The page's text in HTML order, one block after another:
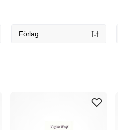
Förlag